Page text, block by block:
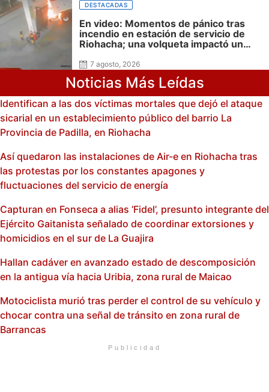
DESTACADAS
En video: Momentos de pánico tras
incendio en estación de servicio de
Riohacha; una volqueta impactó un
reversa
7 agosto, 2026
Noticias Más Leídas
Identifican a las dos víctimas mortales que dejó el ataque
sicarial en un establecimiento público del barrio La
Provincia de Padilla, en Riohacha
Así quedaron las instalaciones de Air-e en Riohacha tras
las protestas por los constantes apagones y
fluctuaciones del servicio de energía
Capturan en Fonseca a alias ‘Fidel’, presunto integrante del
Ejército Gaitanista señalado de coordinar extorsiones y
homicidios en el sur de La Guajira
Hallan cadáver en avanzado estado de descomposición
en la antigua vía hacia Uribia, zona rural de Maicao
Motociclista murió tras perder el control de su vehículo y
chocar contra una señal de tránsito en zona rural de
Barrancas
Publicidad